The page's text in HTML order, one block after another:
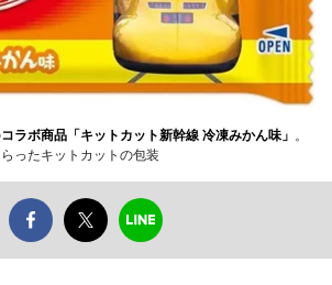
コラボ商品「キットカット新幹線 冷凍みかん味」 。
ったキットカットの包装